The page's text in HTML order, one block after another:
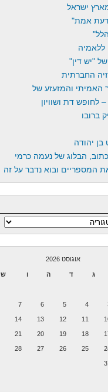
ישראל
אמת"
ללאמיה
"יש דין"
החברתית
האמיתי והמזעזע של
לחופש דת ושוויון
ברובו
בן יהודה
הבלוג של נעמה כרמי
המספריים ובוא נדבר על זה
אוגוסט 2026
ג ד ה ו ש
4
5
6
7
11
12
13
14
18
19
20
21
25
26
27
28